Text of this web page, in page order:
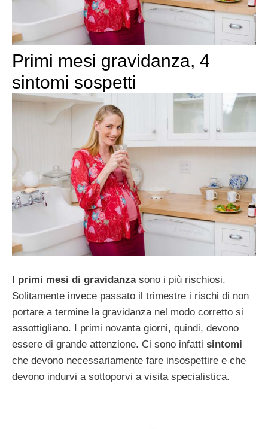
Primi mesi gravidanza, 4
sintomi sospetti
I primi mesi di gravidanzasono i più rischiosi.
Solitamente invece passato il trimestre i rischi di non
portare a termine la gravidanza nel modo corretto si
assottigliano. I primi novanta giorni, quindi, devono
essere di grande attenzione. Ci sono infatti sintomi
che devono necessariamente fare insospettire e che
devono indurvi a sottoporvi a visita specialistica.